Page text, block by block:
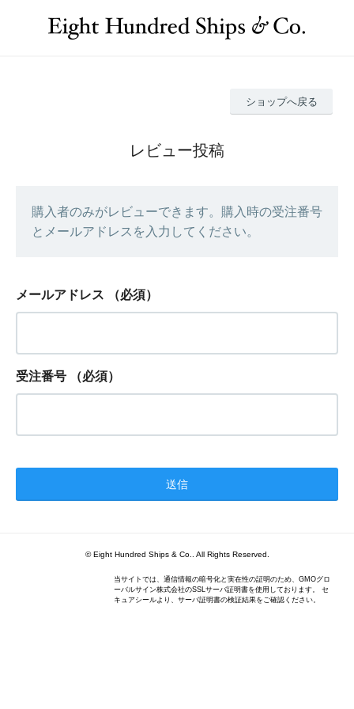
ショップへ戻る
レビュー投稿
購入者のみがレビューできます。購入時の受注番号
とメールアドレスを入力してください。
メールアドレス （必須）
受注番号 （必須）
© Eight Hundred Ships & Co.. All Rights Reserved.
当サイトでは、通信情報の暗号化と実在性の証明のため、GMOグロ
ーバルサイン株式会社のSSLサーバ証明書を使用しております。 セ
キュアシールより、サーバ証明書の検証結果をご確認ください。